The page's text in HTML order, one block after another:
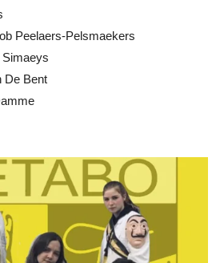
Peelaers-Pelsmaekers
Simaeys
De Bent